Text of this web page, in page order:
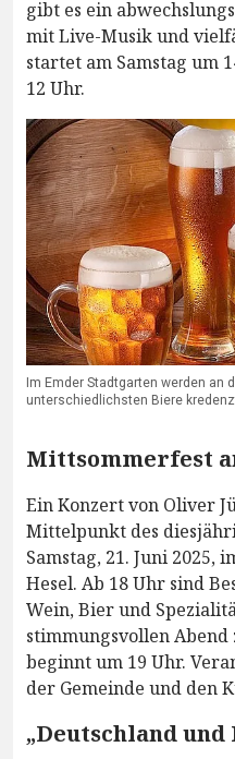
gibt es ein
mit Live-Musik und
startet am Samstag um
12 Uhr.
Im Emder Stadtgarten werden an
unterschiedlichsten Biere
Mittsommerfest
Ein Konzert von Oliver
Mittelpunkt des
Samstag, 21. Juni 2025,
Hesel. Ab 18 Uhr sind
Wein, Bier und
stimmungsvollen Abend
beginnt um 19 Uhr.
der Gemeinde und den
„Deutschland